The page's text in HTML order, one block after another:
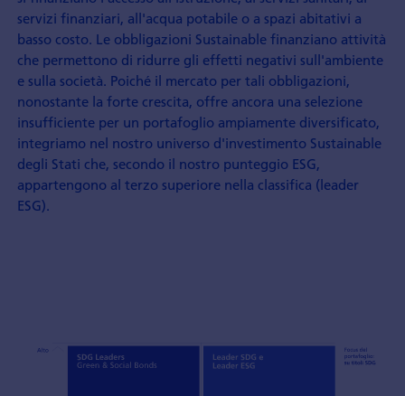
servizi finanziari, all'acqua potabile o a spazi abitativi a
basso costo. Le obbligazioni Sustainable finanziano attività
che permettono di ridurre gli effetti negativi sull'ambiente
e sulla società. Poiché il mercato per tali obbligazioni,
nonostante la forte crescita, offre ancora una selezione
insufficiente per un portafoglio ampiamente diversificato,
integriamo nel nostro universo d'investimento Sustainable
degli Stati che, secondo il nostro punteggio ESG,
appartengono al terzo superiore nella classifica (leader
ESG).